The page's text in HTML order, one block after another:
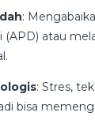
:
(APD) atau
: Stres,
bisa